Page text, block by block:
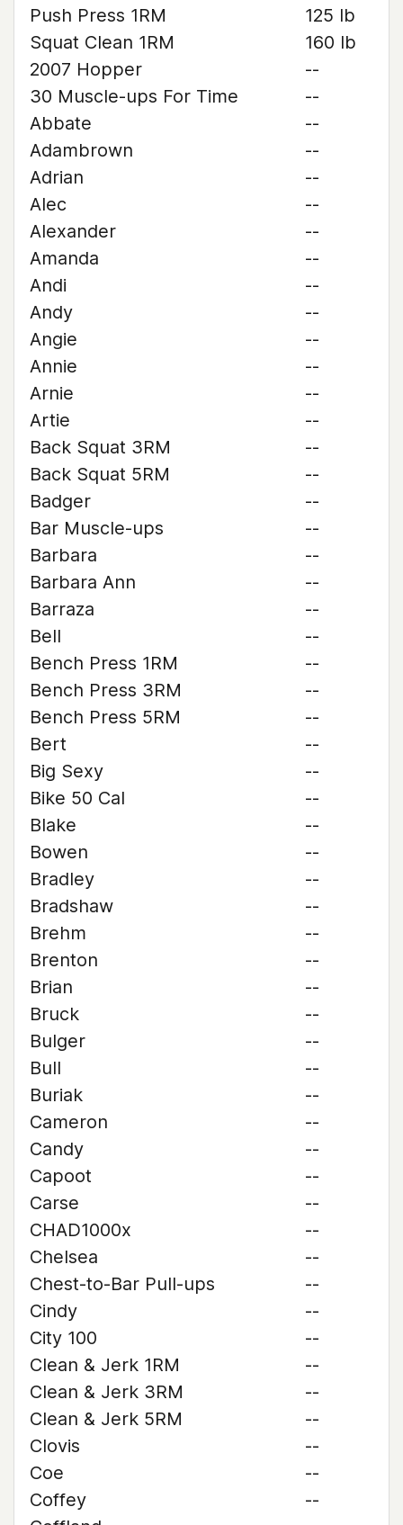
Push Press 1RM
125 lb
Squat Clean 1RM
160 lb
2007 Hopper
--
30 Muscle-ups For Time
--
Abbate
--
Adambrown
--
Adrian
--
Alec
--
Alexander
--
Amanda
--
Andi
--
Andy
--
Angie
--
Annie
--
Arnie
--
Artie
--
Back Squat 3RM
--
Back Squat 5RM
--
Badger
--
Bar Muscle-ups
--
Barbara
--
Barbara Ann
--
Barraza
--
Bell
--
Bench Press 1RM
--
Bench Press 3RM
--
Bench Press 5RM
--
Bert
--
Big Sexy
--
Bike 50 Cal
--
Blake
--
Bowen
--
Bradley
--
Bradshaw
--
Brehm
--
Brenton
--
Brian
--
Bruck
--
Bulger
--
Bull
--
Buriak
--
Cameron
--
Candy
--
Capoot
--
Carse
--
CHAD1000x
--
Chelsea
--
Chest-to-Bar Pull-ups
--
Cindy
--
City 100
--
Clean & Jerk 1RM
--
Clean & Jerk 3RM
--
Clean & Jerk 5RM
--
Clovis
--
Coe
--
Coffey
--